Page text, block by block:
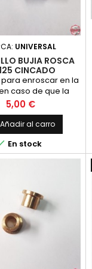
UNIVERSAL
BUJIA ROSCA
CINCADO
enroscar en la
caso de que la
la bujia se haya
de rosca.
Precio
5,00 €
Añadir al carro
En stock